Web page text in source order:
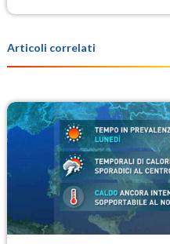
Articoli correlati